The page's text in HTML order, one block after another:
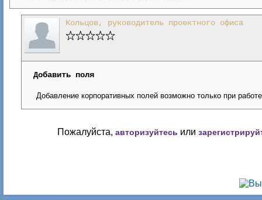
Кольцов, руководитель проектного офиса
Добавить поля
Добавление корпоративных полей возможно только при
Пожалуйста, авторизуйтесь или